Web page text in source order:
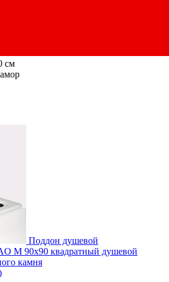
см
Поддон душевой
M 90x90 квадратный душевой
камня